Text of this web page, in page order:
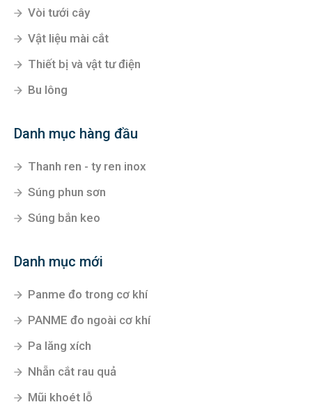
Vòi tưới cây
Vật liệu mài cắt
Thiết bị và vật tư điện
Bu lông
Danh mục hàng đầu
Thanh ren - ty ren inox
Súng phun sơn
Súng bắn keo
Danh mục mới
Panme đo trong cơ khí
PANME đo ngoài cơ khí
Pa lăng xích
Nhẵn cắt rau quả
Mũi khoét lỗ